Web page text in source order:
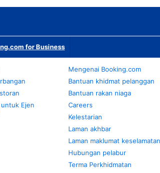
for Business
Ejen
Mengenai Booking.com
Bantuan khidmat pelanggan
Bantuan rakan niaga
Careers
Kelestarian
Laman akhbar
Laman maklumat keselamatan
Hubungan pelabur
Terma Perkhidmatan